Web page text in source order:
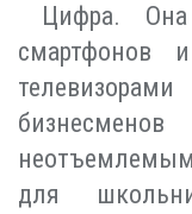
Цифра.
смартфонов
для